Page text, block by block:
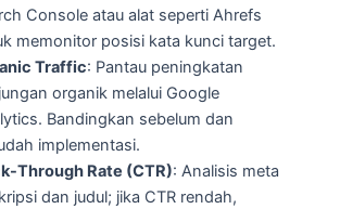
Console atau alat seperti Ahrefs
memonitor posisi kata kunci target.
Traffic: Pantau peningkatan
organik melalui Google
Bandingkan sebelum dan
implementasi.
Through Rate (CTR): Analisis meta
dan judul; jika CTR rendah,